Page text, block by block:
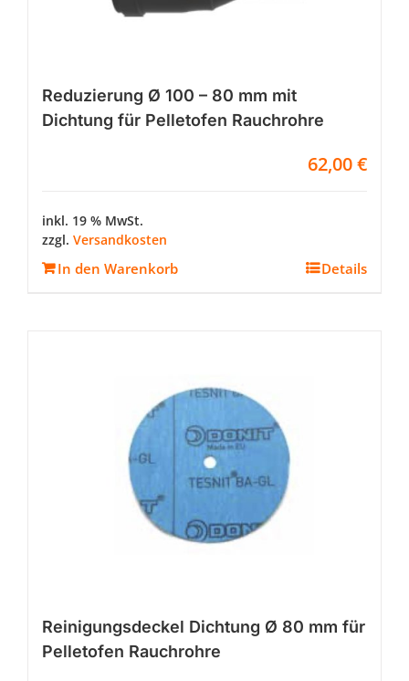
Reduzierung Ø 100 – 80 mm mit
Dichtung für Pelletofen Rauchrohre
62,00€
inkl. 19 % MwSt.
zzgl. Versandkosten
In den Warenkorb Details
Reinigungsdeckel Dichtung Ø 80 mm für
Pelletofen Rauchrohre